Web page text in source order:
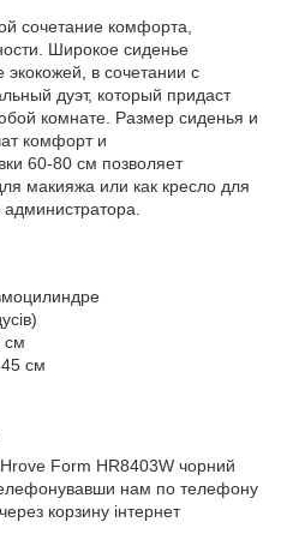
сочетание комфорта,
Широкое сиденье
в сочетании с
дуэт, который придаст
комнате. Размер сиденья и
комфорт и
60-80 см позволяет
макияжа или как кресло для
см
см
Form HR8403W чорний
нам по телефону
корзину інтернет